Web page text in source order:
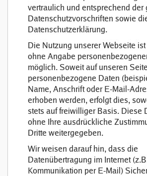
vertraulich und entsprechend der
Datenschutzvorschriften sowie
Datenschutzerklärung.
Die Nutzung unserer Webseite ist
ohne Angabe
möglich. Soweit auf unseren
personenbezogene Daten
Name, Anschrift oder E-Mail-
erhoben werden, erfolgt dies,
stets auf freiwilliger Basis. Diese
ohne Ihre ausdrückliche
Dritte weitergegeben.
Wir weisen darauf hin, dass die
Datenübertragung im Internet
Kommunikation per E-Mail)